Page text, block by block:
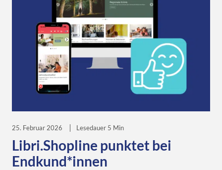
25. Februar 2026 Lesedauer 5 Min
Libri.Shopline punktet bei
Endkund*innen